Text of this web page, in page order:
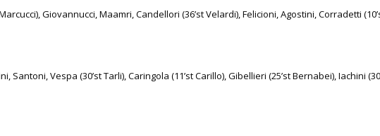
Giovannucci, Maamri, Candellori (36’st Velardi), Felicioni, Agostini, Corradetti
Vespa (30’st Tarli), Caringola (11’st Carillo), Gibellieri (25’st Bernabei), Iachini